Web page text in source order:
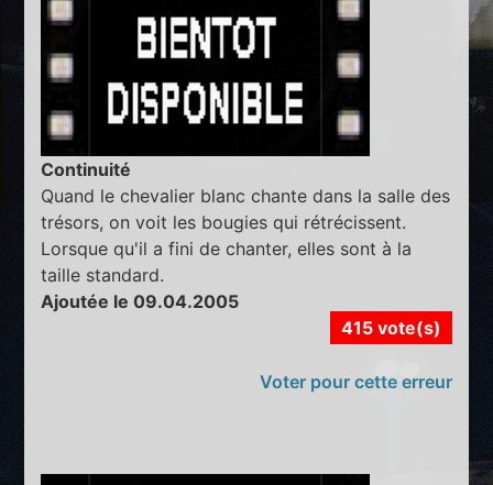
Continuité
Quand le chevalier blanc chante dans la salle des
trésors, on voit les bougies qui rétrécissent.
Lorsque qu'il a fini de chanter, elles sont à la
taille standard.
Ajoutée le 09.04.2005
415 vote(s)
Voter pour cette erreur